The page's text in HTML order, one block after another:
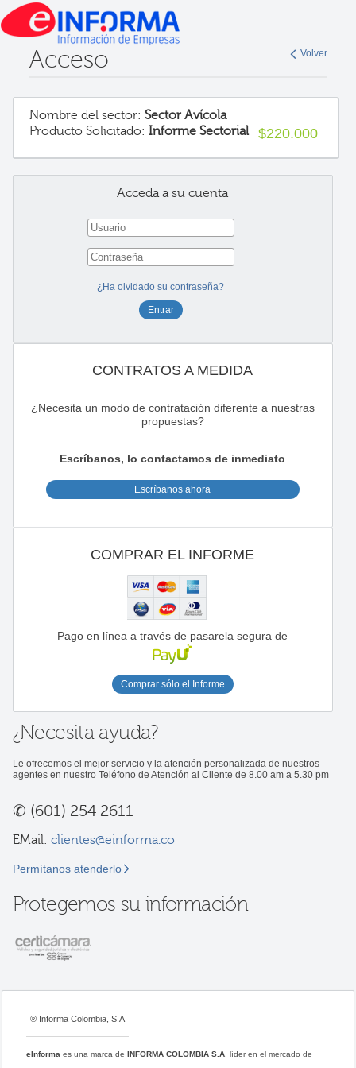
Volver
Acceso
Nombre del sector: Sector Avícola
Producto Solicitado: Informe Sectorial $220.000
Acceda a su cuenta
¿Ha olvidado su contraseña?
CONTRATOS A MEDIDA
¿Necesita un modo de contratación diferente a nuestras
propuestas?
Escríbanos, lo contactamos de inmediato
Escríbanos ahora
COMPRAR EL INFORME
Pago en línea a través de pasarela segura de
Comprar sólo el Informe
¿Necesita ayuda?
Le ofrecemos el mejor servicio y la atención personalizada de nuestros
agentes en nuestro Teléfono de Atención al Cliente de 8.00 am a 5.30 pm
✆ (601) 254 2611
EMail: clientes@einforma.co
Permítanos atenderlo
Protegemos su información
® Informa Colombia, S.A
eInforma es una marca deINFORMA COLOMBIA S.A , líder en el mercado de